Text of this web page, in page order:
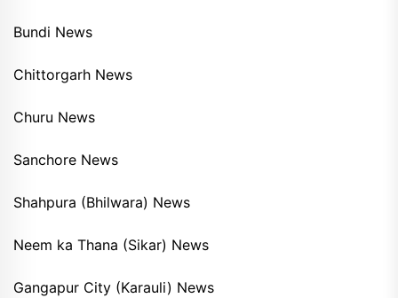
Bundi News
Chittorgarh News
Churu News
Sanchore News
Shahpura (Bhilwara) News
Neem ka Thana (Sikar) News
Gangapur City (Karauli) News